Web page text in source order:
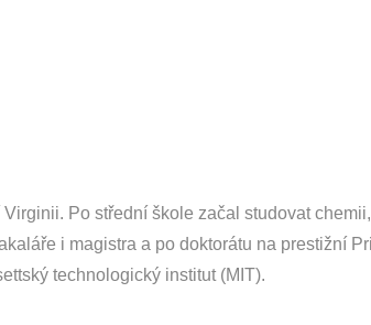
Po střední škole začal studovat
i magistra a po doktorátu na prestižní
technologický institut (MIT).